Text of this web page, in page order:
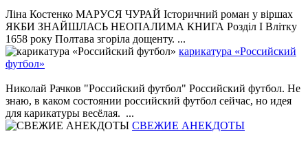
Ліна Костенко МАРУСЯ ЧУРАЙ Історичний роман у віршах
ЯКБИ ЗНАЙШЛАСЬ НЕОПАЛИМА КНИГА Розділ І Влітку
1658 року Полтава згоріла дощенту. ...
карикатура «Российский
футбол»
Николай Рачков "Российский футбол" Российский футбол. Не
знаю, в каком состоянии российский футбол сейчас, но идея
для карикатуры весёлая. ...
СВЕЖИЕ АНЕКДОТЫ